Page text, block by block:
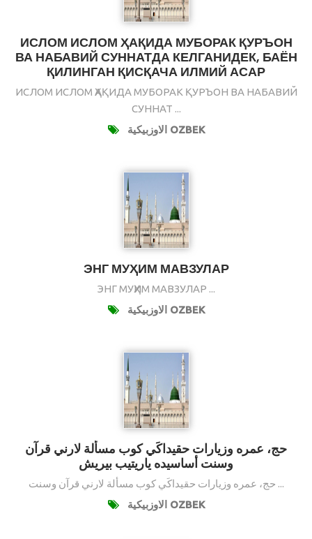
ИСЛОМ ИСЛОМ ҲАҚИДА МУБОРАК ҚУРЪОН
ВА НАБАВИЙ СУННАТДА КЕЛГАНИДЕК, БАЁН
ҚИЛИНГАН ҚИСҚАЧА ИЛМИЙ АСАР
ИСЛОМ ИСЛОМ ҲАҚИДА МУБОРАК ҚУРЪОН ВА НАБАВИЙ
СУННАТ ...
الاوزبيكية OZBEK
ЭНГ МУҲИМ МАВЗУЛАР
ЭНГ МУҲИМ МАВЗУЛАР ...
الاوزبيكية OZBEK
حج، عمره وزيارات حقيداكَي كوب مسألة لارني قرآن
وسنت أساسيده ياريتيب بيريش
حج، عمره وزيارات حقيداكَي كوب مسألة لارني قرآن وسنت ...
الاوزبيكية OZBEK